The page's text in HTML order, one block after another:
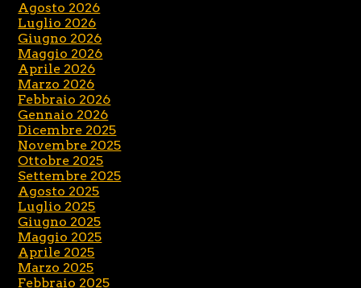
Agosto 2026
Luglio 2026
Giugno 2026
Maggio 2026
Aprile 2026
Marzo 2026
Febbraio 2026
Gennaio 2026
Dicembre 2025
Novembre 2025
Ottobre 2025
Settembre 2025
Agosto 2025
Luglio 2025
Giugno 2025
Maggio 2025
Aprile 2025
Marzo 2025
Febbraio 2025